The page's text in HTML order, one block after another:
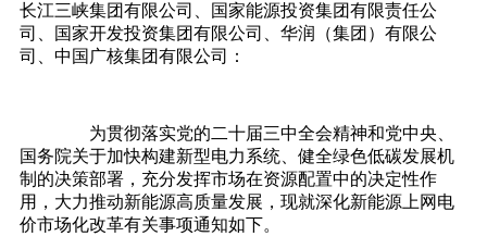
长江三峡集团有限公司、国家能源投资集团有限责任公
司、国家开发投资集团有限公司、华润（集团）有限公
司、中国广核集团有限公司：
为贯彻落实党的二十届三中全会精神和党中央、
国务院关于加快构建新型电力系统、健全绿色低碳发展机
制的决策部署，充分发挥市场在资源配置中的决定性作
用，大力推动新能源高质量发展，现就深化新能源上网电
价市场化改革有关事项通知如下。